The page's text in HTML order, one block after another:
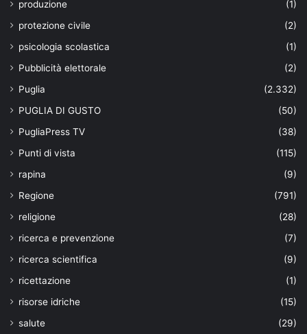
produzione
(1)
protezione civile
(2)
psicologia scolastica
(1)
Pubblicità elettorale
(2)
Puglia
(2.332)
PUGLIA DI GUSTO
(50)
PugliaPress TV
(38)
Punti di vista
(115)
rapina
(9)
Regione
(791)
religione
(28)
ricerca e prevenzione
(7)
ricerca scientifica
(9)
ricettazione
(1)
risorse idriche
(15)
salute
(29)